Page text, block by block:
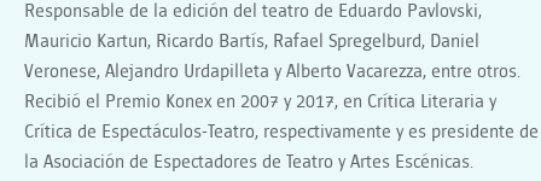
Responsable de la edición del teatro de Eduardo Pavlovski,
Mauricio Kartun, Ricardo Bartís, Rafael Spregelburd, Daniel
Veronese, Alejandro Urdapilleta y Alberto Vacarezza, entre otros.
Recibió el Premio Konex en 2007 y 2017, en Crítica Literaria y
Crítica de Espectáculos-Teatro, respectivamente y es presidente de
la Asociación de Espectadores de Teatro y Artes Escénicas.